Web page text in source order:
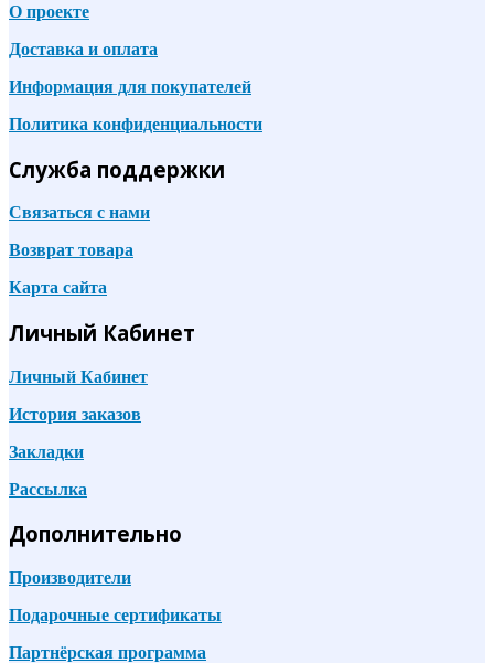
О проекте
Доставка и оплата
Информация для покупателей
Политика конфиденциальности
Служба поддержки
Связаться с нами
Возврат товара
Карта сайта
Личный Кабинет
Личный Кабинет
История заказов
Закладки
Рассылка
Дополнительно
Производители
Подарочные сертификаты
Партнёрская программа